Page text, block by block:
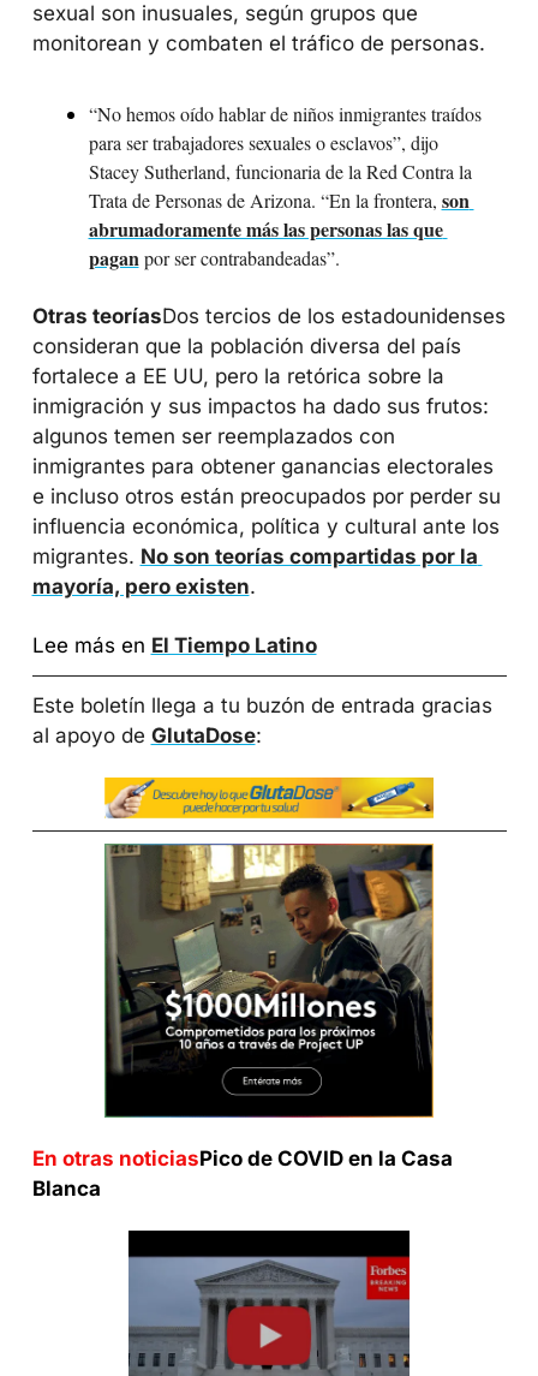
sexual son inusuales, según grupos que
monitorean y combaten el tráfico de personas.
“No hemos oído hablar de niños inmigrantes traídos
para ser trabajadores sexuales o esclavos”, dijo
Stacey Sutherland, funcionaria de la Red Contra la
Trata de Personas de Arizona. “En la frontera, son
abrumadoramente más las personas las que
pagan por ser contrabandeadas”.
Otras teoríasDos tercios de los estadounidenses
consideran que la población diversa del país
fortalece a EE UU, pero la retórica sobre la
inmigración y sus impactos ha dado sus frutos:
algunos temen ser reemplazados con
inmigrantes para obtener ganancias electorales
e incluso otros están preocupados por perder su
influencia económica, política y cultural ante los
migrantes. No son teorías compartidas por la
mayoría, pero existen.
Lee más en El Tiempo Latino
Este boletín llega a tu buzón de entrada gracias
al apoyo de GlutaDose:
En otras noticiasPico de COVID en la Casa
Blanca